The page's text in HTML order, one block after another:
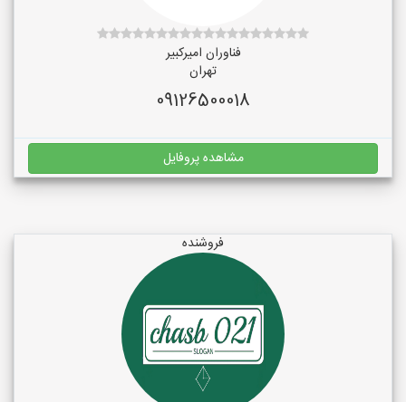
فناوران امیرکبیر
تهران
09126500018
مشاهده پروفایل
فروشنده